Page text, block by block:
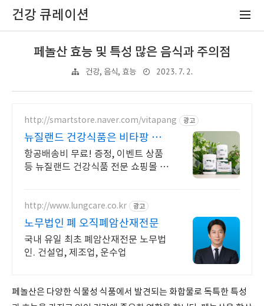
건강 큐레이션
페놀산 효능 및 특성 많은 음식과 주의점
건강, 음식, 효능 2023. 7. 2.
http://smartstore.naver.com/vitapang 광고
뉴질랜드 건강식품은 비타팡 금
액대별 사은품 추가 증정!
항공배송비 무료! 증정, 이벤트 상품
등 뉴질랜드 건강식품 전문 쇼핑몰 효
세요.
http://www.lungcare.co.kr 광고
노무법인 폐 오직폐암산재전문
국내 유일 최초 폐암산재전문 노무법
인. 건설업, 제조업, 운수업
페놀산은 다양한 식물성 식품에서 발견되는 화합물로 독특한 특성